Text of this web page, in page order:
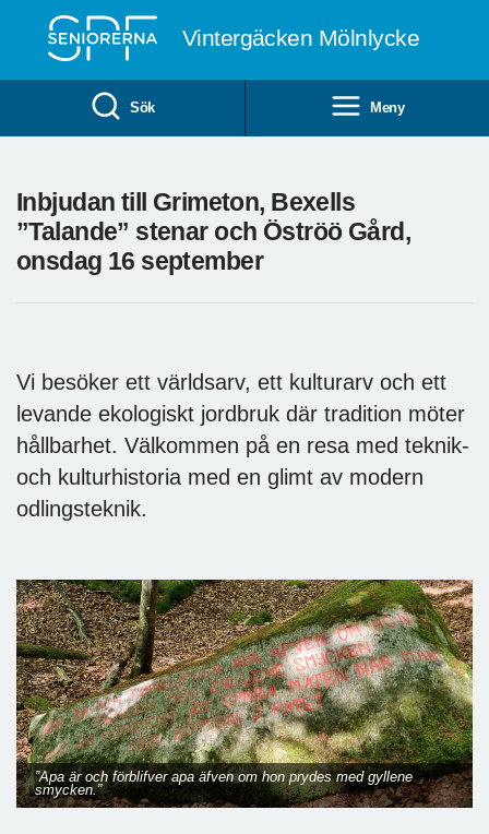
Vintergäcken Mölnlycke
Sök Meny
Inbjudan till Grimeton, Bexells
”Talande” stenar och Öströö Gård,
onsdag 16 september
Vi besöker ett världsarv, ett kulturarv och ett
levande ekologiskt jordbruk där tradition möter
hållbarhet. Välkommen på en resa med teknik-
och kulturhistoria med en glimt av modern
odlingsteknik.
”Apa är och förblifver apa äfven om hon prydes med gyllene
smycken.”